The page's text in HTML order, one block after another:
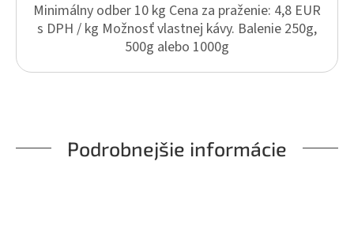
Minimálny odber 10 kg Cena za praženie: 4,8 EUR
s DPH / kg Možnosť vlastnej kávy. Balenie 250g,
500g alebo 1000g
Podrobnejšie informácie